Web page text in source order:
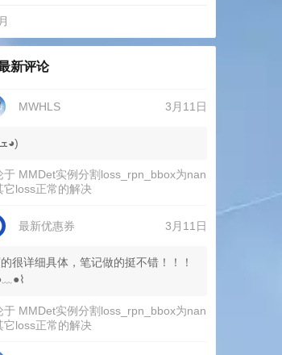
新评论
MWHLS 3月11日
(◕ܫ◕)
于 MMDet实例分割loss_rpn_bbox为nan
它loss正常的解决
最新优惠券 3月11日
很详细具体，笔记做的挺不错！！！
于 MMDet实例分割loss_rpn_bbox为nan
它loss正常的解决